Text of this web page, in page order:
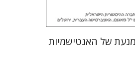
של האנטישמיות